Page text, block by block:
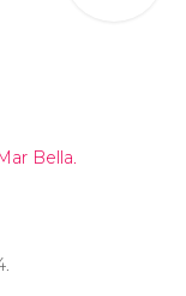
Bella.